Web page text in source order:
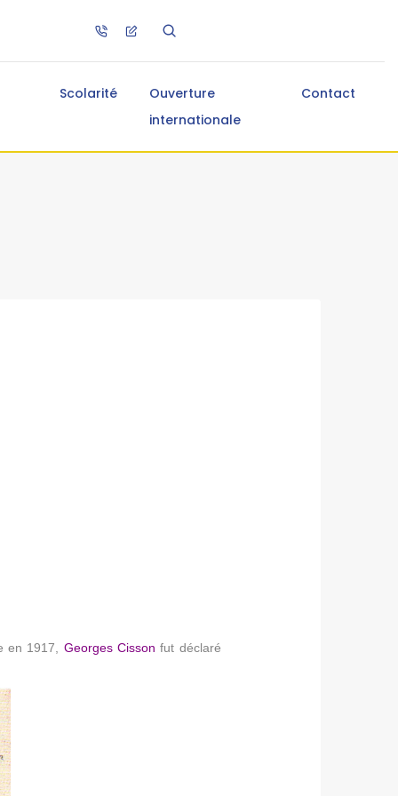
Scolarité
Ouverture
internationale
Contact
en 1917, Georges Cisson fut déclaré